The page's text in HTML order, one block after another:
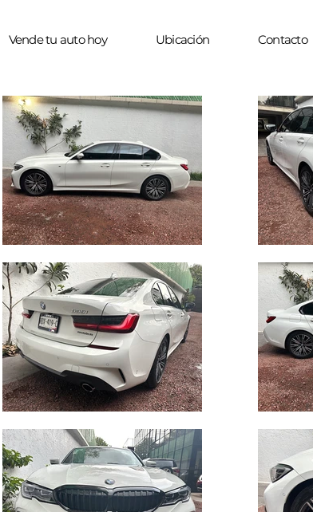
Vende tu auto hoy Ubicación Contacto